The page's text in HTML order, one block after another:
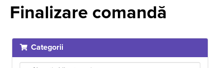
Finalizare comandă
Categorii